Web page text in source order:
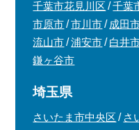
千葉市花見川区
千葉
市原市
市川市 成田
流山市
浦安市 白井
鎌ヶ谷市
埼玉県
さいたま市中央区
さ